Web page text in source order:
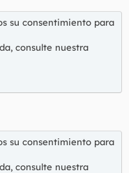
su consentimiento para
consulte nuestra
su consentimiento para
consulte nuestra